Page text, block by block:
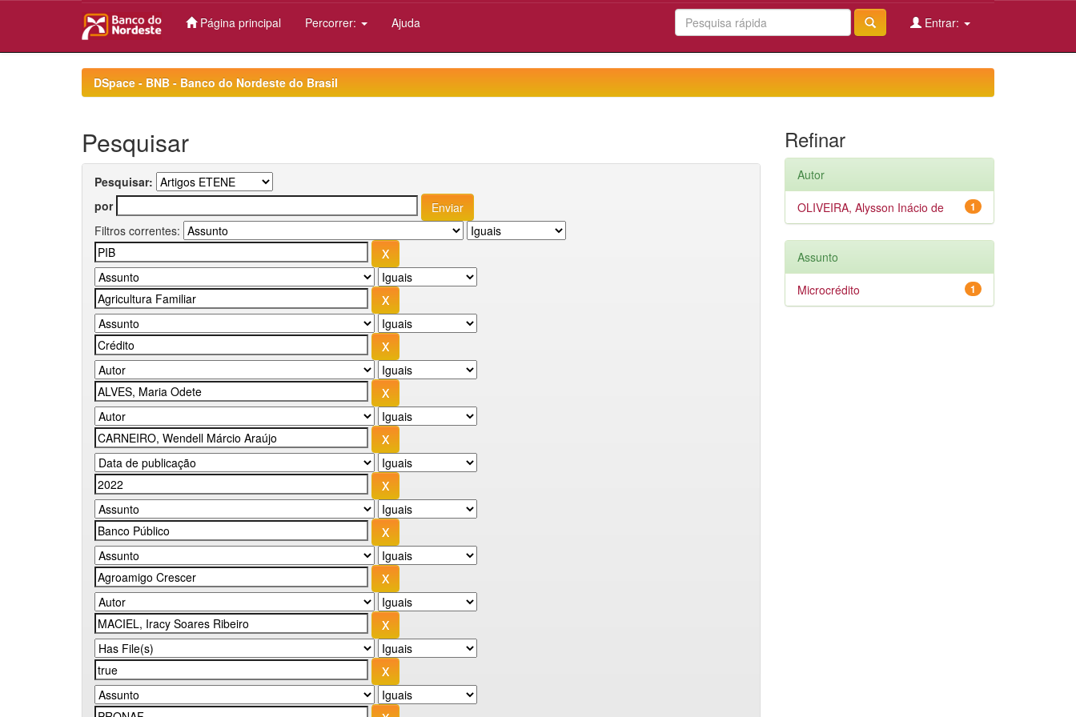
Página principal Percorrer: Ajuda Entrar:
DSpace - BNB - Banco do Nordeste do Brasil
Pesquisar
Pesquisar:
por
Filtros correntes:
Refinar
Autor
1
OLIVEIRA, Alysson Inácio de
Assunto
1
Microcrédito